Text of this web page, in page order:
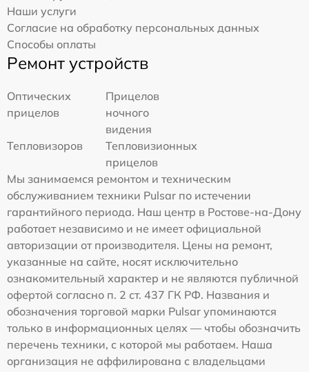
Наши услуги
Согласие на обработку персональных данных
Способы оплаты
Ремонт устройств
Оптических
прицелов
Прицелов
ночного
видения
Тепловизоров
Тепловизионных
прицелов
Мы занимаемся ремонтом и техническим
обслуживанием техники Pulsar по истечении
гарантийного периода. Наш центр в Ростове-на-Дону
работает независимо и не имеет официальной
авторизации от производителя. Цены на ремонт,
указанные на сайте, носят исключительно
ознакомительный характер и не являются публичной
офертой согласно п. 2 ст. 437 ГК РФ. Названия и
обозначения торговой марки Pulsar упоминаются
только в информационных целях — чтобы обозначить
перечень техники, с которой мы работаем. Наша
организация не аффилирована с владельцами